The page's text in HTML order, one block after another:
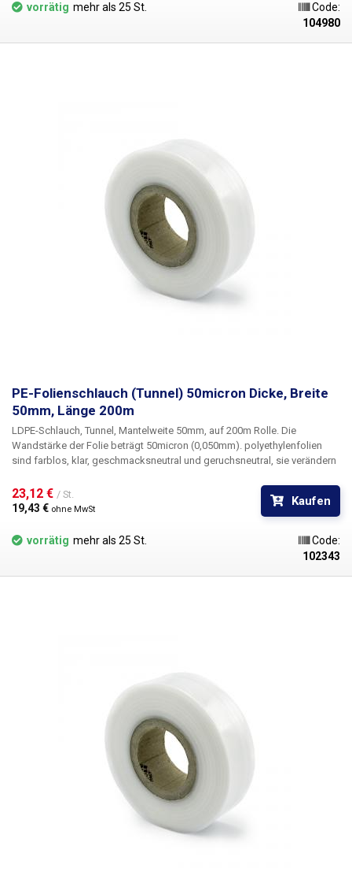
Verpackung von Lebensmitteln geeignet (Zertifikat verfügbar). Als
Verpackungsmaterial erfüllen sie die Anforderungen des Gesetzes Nr.
477/2001 Sb. (Verpackungsgesetz). Ideal zum Verschweißen mit allen
vorrätig mehr als 25 St.
Code:
104980
PE-Folienschlauch (Tunnel) 50micron Dicke, Breite
50mm, Länge 200m
LDPE-Schlauch, Tunnel, Mantelweite 50mm, auf 200m Rolle. Die
Wandstärke der Folie beträgt 50micron (0,050mm). polyethylenfolien
sind farblos, klar, geschmacksneutral und geruchsneutral, sie verändern
langlebig, flexibel, leicht schweißbar durch Hitze, frost- und
feuchtigkeitsbeständig. Die Folie eignet sich für die Herstellung von
Beuteln, Taschen und Verpackungen jeglicher Waren. PE-Folien sind
gesundheitlich unbedenklich, 100% recycelbar, für
Lebensmittelverpackungen geeignet (Zertifikat vorhanden) und erfüllen
Slg. (Verpackungsgesetz). Ideal zum Schweißen mit allen
23,12 € / St.
19,43 € ohne MwSt
Kaufen
vorrätig mehr als 25 St.
Code:
102343